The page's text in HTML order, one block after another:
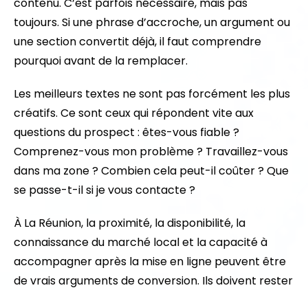
contenu. C’est parfois nécessaire, mais pas
toujours. Si une phrase d’accroche, un argument ou
une section convertit déjà, il faut comprendre
pourquoi avant de la remplacer.
Les meilleurs textes ne sont pas forcément les plus
créatifs. Ce sont ceux qui répondent vite aux
questions du prospect : êtes-vous fiable ?
Comprenez-vous mon problème ? Travaillez-vous
dans ma zone ? Combien cela peut-il coûter ? Que
se passe-t-il si je vous contacte ?
À La Réunion, la proximité, la disponibilité, la
connaissance du marché local et la capacité à
accompagner après la mise en ligne peuvent être
de vrais arguments de conversion. Ils doivent rester